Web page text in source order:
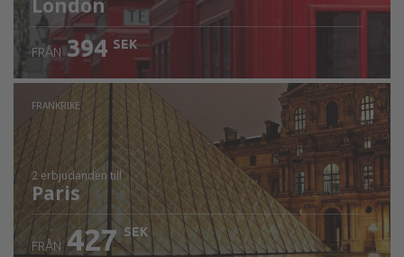
London
FRÅN 394 SEK
FRANKRIKE
2 erbjudanden till
Paris
FRÅN 427 SEK